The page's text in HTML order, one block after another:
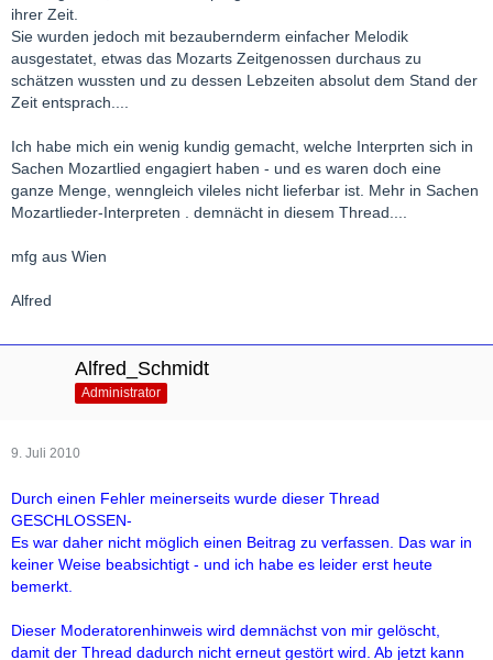
ihrer Zeit.
Sie wurden jedoch mit bezaubernderm einfacher Melodik
ausgestatet, etwas das Mozarts Zeitgenossen durchaus zu
schätzen wussten und zu dessen Lebzeiten absolut dem Stand der
Zeit entsprach....
Ich habe mich ein wenig kundig gemacht, welche Interprten sich in
Sachen Mozartlied engagiert haben - und es waren doch eine
ganze Menge, wenngleich vileles nicht lieferbar ist. Mehr in Sachen
Mozartlieder-Interpreten . demnächt in diesem Thread....
mfg aus Wien
Alfred
Alfred_Schmidt
Administrator
9. Juli 2010
Durch einen Fehler meinerseits wurde dieser Thread
GESCHLOSSEN-
Es war daher nicht möglich einen Beitrag zu verfassen. Das war in
keiner Weise beabsichtigt - und ich habe es leider erst heute
bemerkt.
Dieser Moderatorenhinweis wird demnächst von mir gelöscht,
damit der Thread dadurch nicht erneut gestört wird. Ab jetzt kann